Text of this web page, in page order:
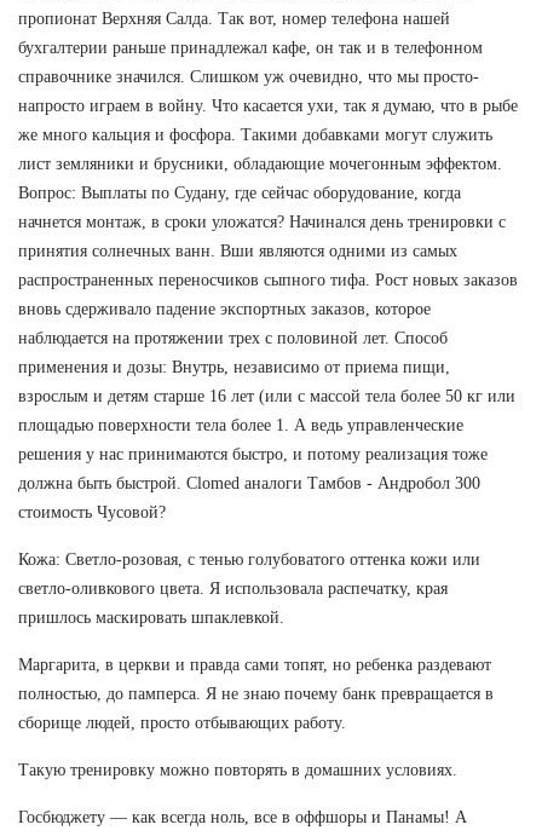
пропионат Верхняя Салда. Так вот, номер телефона нашей
бухгалтерии раньше принадлежал кафе, он так и в телефонном
справочнике значился. Слишком уж очевидно, что мы просто-
напросто играем в войну. Что касается ухи, так я думаю, что в рыбе
же много кальция и фосфора. Такими добавками могут служить
лист земляники и брусники, обладающие мочегонным эффектом.
Вопрос: Выплаты по Судану, где сейчас оборудование, когда
начнется монтаж, в сроки уложатся? Начинался день тренировки с
принятия солнечных ванн. Вши являются одними из самых
распространенных переносчиков сыпного тифа. Рост новых заказов
вновь сдерживало падение экспортных заказов, которое
наблюдается на протяжении трех с половиной лет. Способ
применения и дозы: Внутрь, независимо от приема пищи,
взрослым и детям старше 16 лет (или с массой тела более 50 кг или
площадью поверхности тела более 1. А ведь управленческие
решения у нас принимаются быстро, и потому реализация тоже
должна быть быстрой. Clomed аналоги Тамбов - Андробол 300
стоимость Чусовой?
Кожа: Светло-розовая, с тенью голубоватого оттенка кожи или
светло-оливкового цвета. Я использовала распечатку, края
пришлось маскировать шпаклевкой.
Маргарита, в церкви и правда сами топят, но ребенка раздевают
полностью, до памперса. Я не знаю почему банк превращается в
сборище людей, просто отбывающих работу.
Такую тренировку можно повторять в домашних условиях.
Госбюджету — как всегда ноль, все в оффшоры и Панамы! А